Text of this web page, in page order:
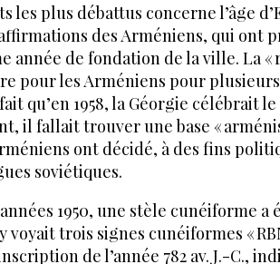
les plus débattus concerne l’âge
des Arméniens, qui ont
année de fondation de la ville. La
pour les Arméniens pour
qu’en 1958, la Géorgie célébrait
il fallait trouver une base «
ont décidé, à des fins
soviétiques.
1950, une stèle cunéiforme
voyait trois signes cunéiformes «
de l’année 782 av. J.-C.,